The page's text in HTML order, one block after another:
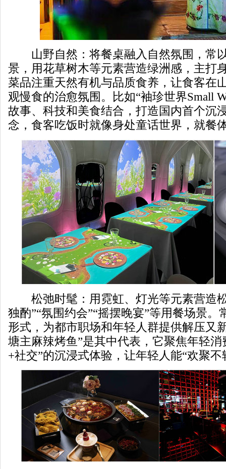
山野自然：将餐桌融入自然氛围，常
景，用花草树木等元素营造绿洲感，主打
菜品注重天然有机与品质食养，让食客在
观慢食的治愈氛围。比如“袖珍世界Small
故事、科技和美食结合，打造国内首个沉
念，食客吃饭时就像身处童话世界，就餐
松弛时髦：用霓虹、灯光等元素营造
独酌”“氛围约会”“摇摆晚宴”等用餐场景。
形式，为都市职场和年轻人群提供解压又
塘主麻辣烤鱼”是其中代表，它聚焦年轻
+社交”的沉浸式体验，让年轻人能“欢聚不